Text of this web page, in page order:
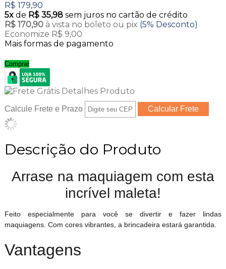
R$ 179,90
5xde R$ 35,98 sem juros no cartão de crédito
R$ 170,90 à vista no boleto ou pix (5% Desconto)
Economize R$ 9,00
Mais formas de pagamento
Comprar
Calcule Frete e Prazo
Descrição do Produto
Arrase na maquiagem com esta
incrível maleta!
Feito especialmente para você se divertir e fazer lindas
maquiagens. Com cores vibrantes, a brincadeira estará garantida.
Vantagens